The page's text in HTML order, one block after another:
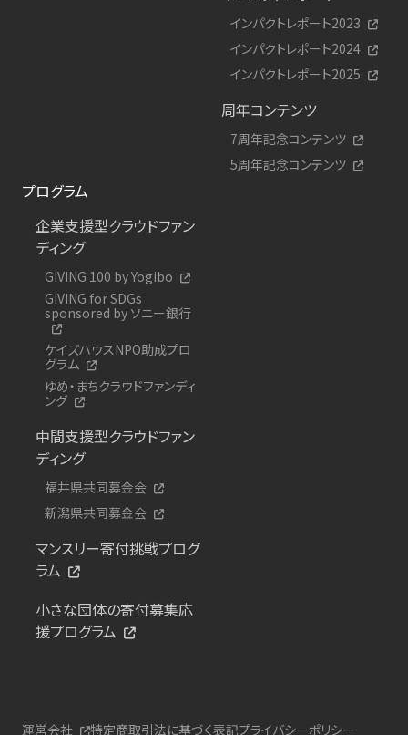
インパクトレポート2023
インパクトレポート2024
インパクトレポート2025
周年コンテンツ
7周年記念コンテンツ
5周年記念コンテンツ
プログラム
企業支援型クラウドファン
ディング
GIVING 100 by Yogibo
GIVING for SDGs
sponsored by ソニー銀行
ケイズハウスNPO助成プロ
グラム
ゆめ・まちクラウドファンディ
ング
中間支援型クラウドファン
ディング
福井県共同募金会
新潟県共同募金会
マンスリー寄付挑戦プログ
ラム
小さな団体の寄付募集応
援プログラム
運営会社 特定商取引法に基づく表記プライバシーポリシー